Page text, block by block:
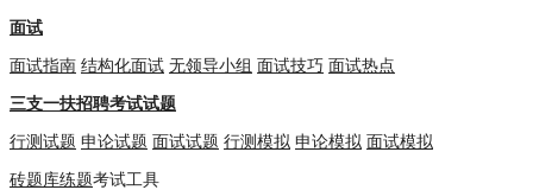
面试
面试指南 结构化面试 无领导小组 面试技巧 面试热点
三支一扶招聘考试试题
行测试题 申论试题 面试试题 行测模拟 申论模拟 面试模拟
砖题库练题考试工具